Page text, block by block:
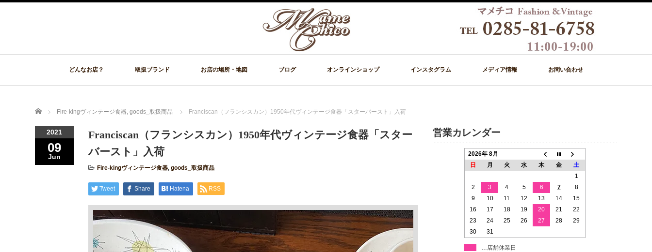
どんなお店？ 取扱ブランド お店の場所・地図 ブログ オンラインショップ インスタグラム メディア情報 お問い合わせ
Home Fire-kingヴィンテージ食器, goods_取扱商品 Franciscan（フランシスカン）1950年代ヴィンテージ食器「スターバースト」入荷
2021
09
Jun
Franciscan（フランシスカン）1950年代ヴィンテージ食器「スター
バースト」入荷
Fire-kingヴィンテージ食器, goods_取扱商品
Tweet Share Hatena RSS
営業カレンダー
2026年 8月
日
月 火 水 木 金
土
1
2
3 4 5 6 7
8
9
10 11 12 13 14
15
16
17 18 19 20 21
22
23
24 25 26 27 28
29
30
31
…店舗休業日